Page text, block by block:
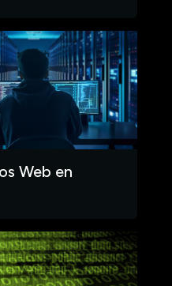
Web en